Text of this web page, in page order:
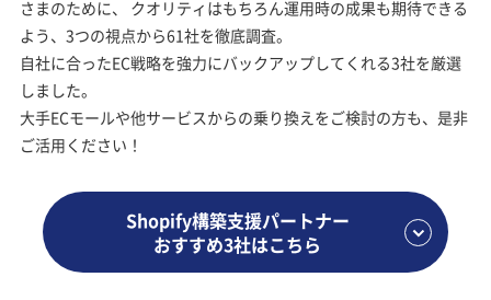
さまのために、
クオリティはもちろん運用時の成果も期待できる
よう、3つの視点から61社を徹底調査。
自社に合ったEC戦略を強力にバックアップしてくれる3社を厳選
しました。
大手ECモールや他サービスからの乗り換えをご検討の方も、是非
ご活用ください！
Shopify構築支援パートナー
おすすめ3社はこちら